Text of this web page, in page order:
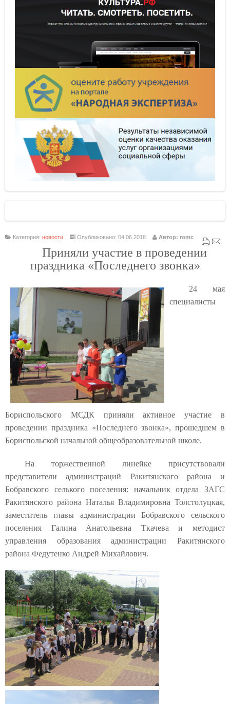
Категория: новости Опубликовано: 04.06.2018 Автор: romc
Приняли участие в проведении
праздника «Последнего звонка»
24 мая
специалисты
Бориспольского МСДК приняли активное участие в
проведении праздника «Последнего звонка», прошедшем в
Бориспольской начальной общеобразовательной школе.
На торжественной линейке присутствовали
представители администраций Ракитянского района и
Бобравского селького поселения: начальник отдела ЗАГС
Ракитянского района Наталья Владимировна Толстолуцкая,
заместитель главы администрации Бобравского сельского
поселения Галина Анатольевна Ткачева и методист
управления образования администрации Ракитянского
района Федутенко Андрей Михайлович.